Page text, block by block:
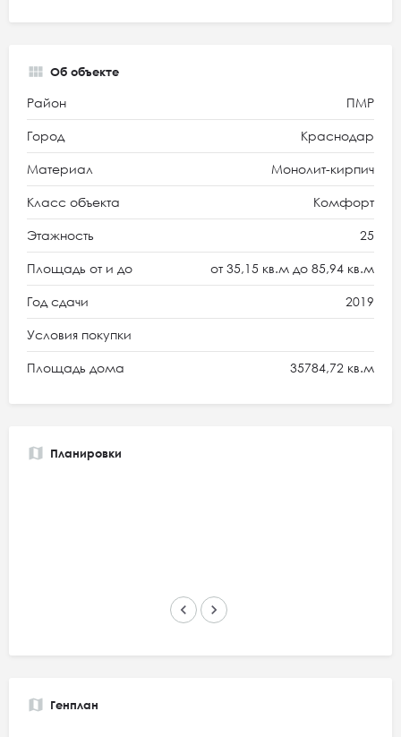
Об объекте
Район ПМР
Город Краснодар
Материал Монолит-кирпич
Класс объекта Комфорт
Этажность 25
Площадь от и до от 35,15 кв.м до 85,94 кв.м
Год сдачи 2019
Условия покупки
Площадь дома 35784,72 кв.м
Планировки
keyboard_arrow_left keyboard_arrow_right
Генплан